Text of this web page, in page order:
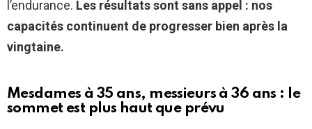
l’endurance. Les résultats sont sans appel : nos
capacités continuent de progresser bien après la
vingtaine.
Mesdames à 35 ans, messieurs à 36 ans : le
sommet est plus haut que prévu